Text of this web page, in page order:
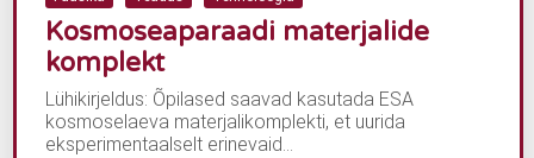
Kosmoseaparaadi materjalide
komplekt
Lühikirjeldus: Õpilased saavad kasutada ESA
kosmoselaeva materjalikomplekti, et uurida
eksperimentaalselt erinevaid...